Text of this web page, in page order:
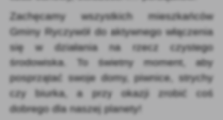
Zachęcamy wszystkich mieszkańców
Gminy Ryczywół do aktywnego włączenia
się w działania na rzecz czystego
środowiska. To świetny moment, aby
posprzątać swoje domy, piwnice, strychy
czy biurka, a przy okazji zrobić coś
dobrego dla naszej planety!